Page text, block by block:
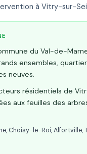
à Vitry-sur-
du Val-de-
ensembles,
neuves.
résidentiels de
aux feuilles des
Choisy-le-Roi, Alfortville,